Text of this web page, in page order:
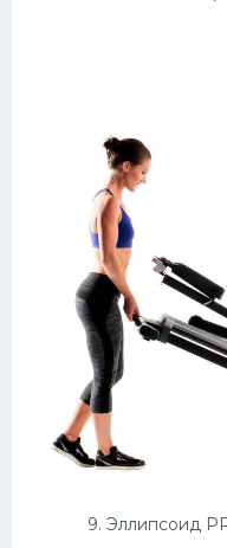
9. Эллипсоид